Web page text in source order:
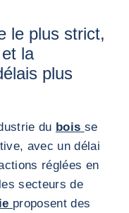
le plus strict,
la
plus
du bois se
avec un délai
réglées en
secteurs de
proposent des